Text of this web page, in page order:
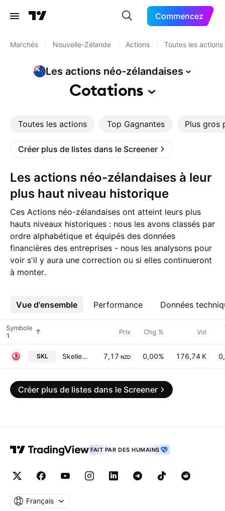
Commencez
Marchés Nouvelle-Zélande Actions Toutes les actions
Les actions néo-zélandaises
Cotations
Toutes les actions Top Gagnantes Plus gros
Créer plus de listes dans le Screener
Les actions néo-zélandaises à leur
plus haut niveau historique
Ces Actions néo-zélandaises ont atteint leurs plus
hauts niveaux historiques : nous les avons classés par
ordre alphabétique et équipés des données
financières des entreprises - nous les analysons pour
voir s'il y aura une correction ou si elles continueront
à monter.
Vue d'ensemble Performance Données
Plus
Symbole Prix Chg % Vol
SKL Skellerup Holdings Limited 7,17 NZD 0,00% 176,74 K
Créer plus de listes dans le Screener
FAIT PAR DES HUMAINS
Français